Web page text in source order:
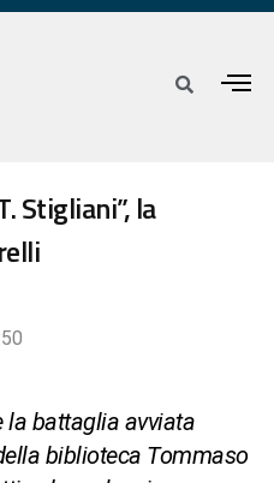
Stigliani”, la
la battaglia avviata
biblioteca Tommaso